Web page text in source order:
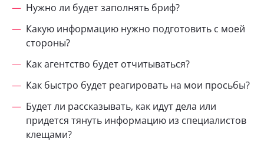
Нужно ли будет заполнять бриф?
Какую информацию нужно подготовить с моей
стороны?
Как агентство будет отчитываться?
Как быстро будет реагировать на мои просьбы?
Будет ли рассказывать, как идут дела или
придется тянуть информацию из специалистов
клещами?